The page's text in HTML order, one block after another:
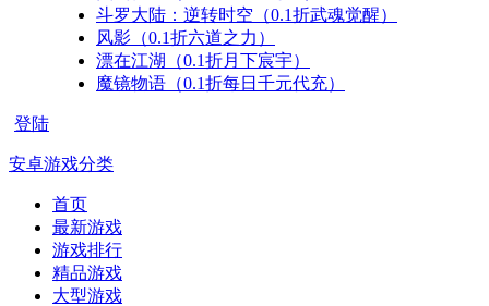
斗罗大陆：逆转时空（0.1折武魂觉醒）
风影（0.1折六道之力）
漂在江湖（0.1折月下宸宇）
魔镜物语（0.1折每日千元代充）
登陆
安卓游戏分类
首页
最新游戏
游戏排行
精品游戏
大型游戏